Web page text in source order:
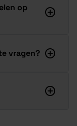
op
vragen?